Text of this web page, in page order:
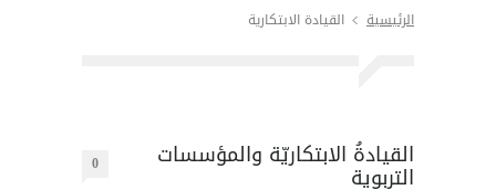
الرئيسية القيادة الابتكارية
القيادةُ الابتكاريّة والمؤسسات
التربوية 0